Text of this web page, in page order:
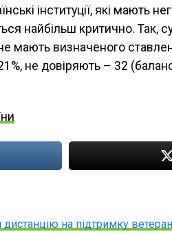
інституції, які мають
найбільш критично. Так,
мають визначеного
не довіряють – 32
на підтримку